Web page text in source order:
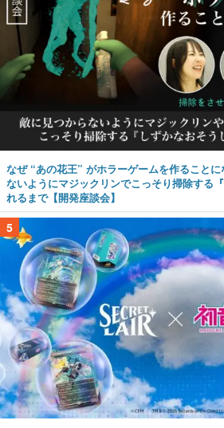
なぜ “あの花王” がホラーゲームを作ること
ないようにマジックリンでこっそり掃除する
れるまで【開発座談会】
5